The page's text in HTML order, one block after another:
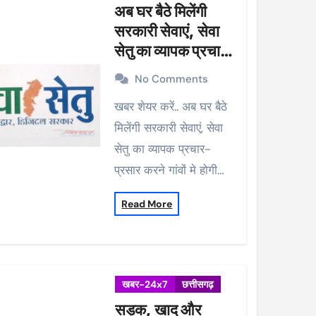
अब घर बैठे मिलेंगी
सरकारी सेवाएं, सेवा
सेतु का व्यापक प्रचार-
प्रसार करने गांवों मे
होगी मुनादी
No Comments
खबर शेयर करें.. अब घर बैठे
मिलेंगी सरकारी सेवाएं, सेवा
सेतु का व्यापक प्रचार-
प्रसार करने गांवों मे होगी…
Read More
खबर-24x7 छत्तीसगढ़
सड़क, खाद और